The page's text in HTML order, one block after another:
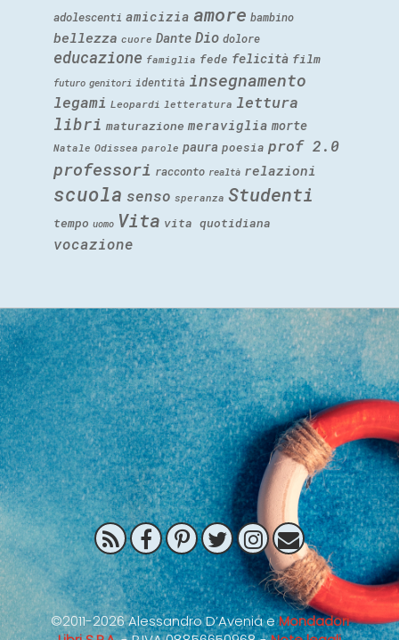
adolescenti amicizia amore bambino
bellezza cuore Dante Dio dolore
educazione famiglia fede felicità film
futuro genitori identità insegnamento
legami Leopardi letteratura lettura
libri maturazione meraviglia morte
Natale Odissea parole paura poesia prof 2.0
professori racconto realtà relazioni
scuola senso speranza Studenti
tempo uomo Vita vita quotidiana
vocazione
©2011-2026 Alessandro D’Avenia eMondadori